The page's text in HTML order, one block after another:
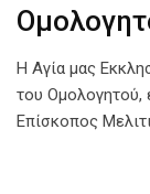
Η Αγία μας
του Ομολογητού,
Επίσκοπος